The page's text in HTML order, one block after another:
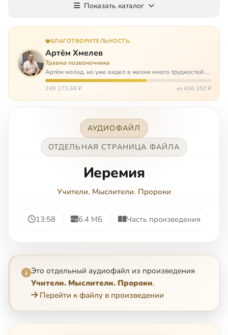
Показать каталог
БЛАГОТВОРИТЕЛЬНОСТЬ
Артём Хмелев
Травма позвоночника
Артём молод, но уже видел в жизни много трудностей.
Он сирота, привык заботится о себе сам, но, когда
случилось несчастье, и он был парализован – остался на
249 273,68 ₽ из 406 350 ₽
АУДИОФАЙЛ
ОТДЕЛЬНАЯ СТРАНИЦА ФАЙЛА
Иеремия
Учители. Мыслители. Пророки
13:58 6.4 МБ Часть произведения
Это отдельный аудиофайл из произведения
Учители. Мыслители. Пророки.
Перейти к файлу в произведении